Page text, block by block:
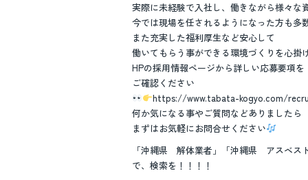
実際に未経験で入社し、働きながら様々な
今では現場を任されるようになった方も
また充実した福利厚生など安心して
働いてもらう事ができる環境づくりを心掛
HPの採用情報ページから詳しい応募要項を
ご確認ください
https://www.tabata-kogyo.com/
何か気になる事やご質問などありましたら
まずはお気軽にお問合せください
「沖縄県 解体業者」「沖縄県 アスベスト
で、検索を！！！！